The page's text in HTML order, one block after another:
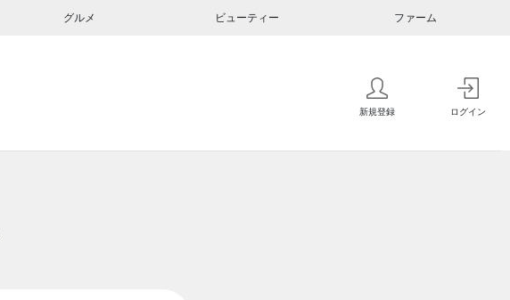
グルメ ビューティー ファーム
新規登録 ログイン